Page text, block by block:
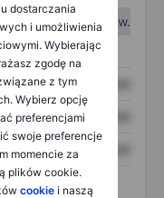
dostarczania
i umożliwienia
Wybierając
zgodę na
z tym
Wybierz opcję
preferencjami
swoje preferencje
momencie za
plików cookie.
cookiei naszą
I kw.
W II kw.
XXXXXXX
XXXXXXX
XXXXXXX